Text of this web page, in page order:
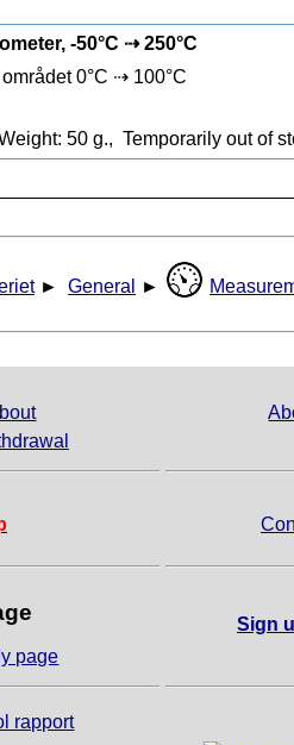
-50°C ⇢ 250°C
0°C ⇢ 100°C
50 g., Temporarily out of
► General ►
page
Sign